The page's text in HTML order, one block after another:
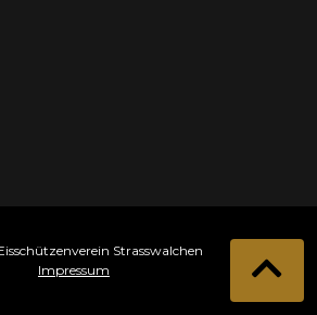
Strasswalchen
Impressum